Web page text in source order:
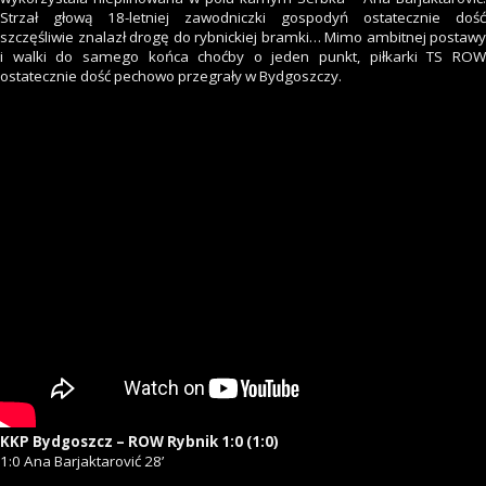
Strzał głową 18-letniej zawodniczki gospodyń ostatecznie dość
szczęśliwie znalazł drogę do rybnickiej bramki… Mimo ambitnej postawy
i walki do samego końca choćby o jeden punkt, piłkarki TS ROW
ostatecznie dość pechowo przegrały w Bydgoszczy.
KKP Bydgoszcz – ROW Rybnik 1:0 (1:0)
1:0 Ana Barjaktarović 28’